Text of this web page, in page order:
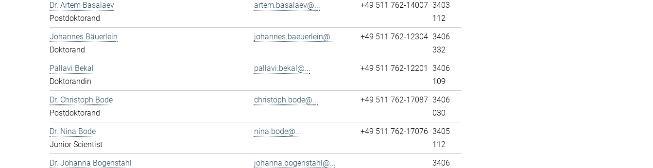
Dr. Artem Basalaev
Postdoktorand
artem.basalaev@... +49 511 762-14007 3403
112
Johannes Bäuerlein
Doktorand
johannes.baeuerlein@... +49 511 762-12304 3406
332
Pallavi Bekal
Doktorandin
pallavi.bekal@... +49 511 762-12201
3406
109
Dr. Christoph Bode
Postdoktorand
christoph.bode@... +49 511 762-17087 3406
030
Dr. Nina Bode
Junior Scientist
nina.bode@... +49 511 762-17076 3405
112
Dr. Johanna Bogenstahl
johanna.bogenstahl@...
3406